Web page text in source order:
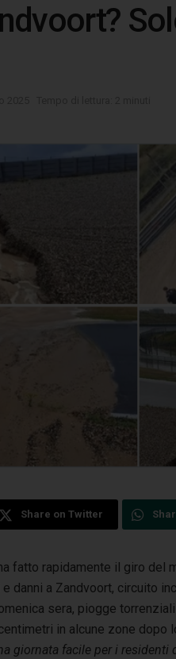
Share on Twitter
fatto rapidamente il giro
danni a Zandvoort, circuito
sera, piogge
in alcune zone
giornata facile per i residenti